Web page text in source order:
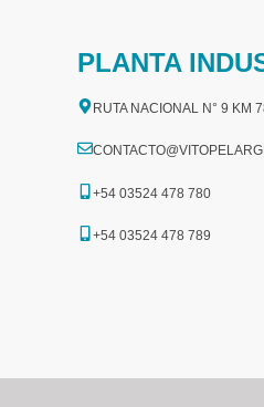
PLANTA
RUTA NACIONAL N° 9 KM
+54 03524 478 780​
+54 03524 478 789​